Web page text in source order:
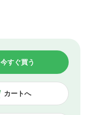
カートへ
今すぐ買う